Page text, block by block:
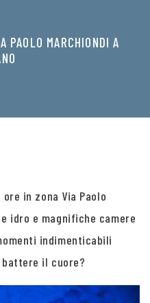
PAOLO MARCHIONDI A
in zona Via Paolo
idro e magnifiche camere
indimenticabili
il cuore?